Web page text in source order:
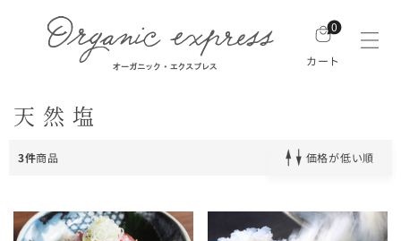
0
カート
天然塩
3件商品 価格が低い順